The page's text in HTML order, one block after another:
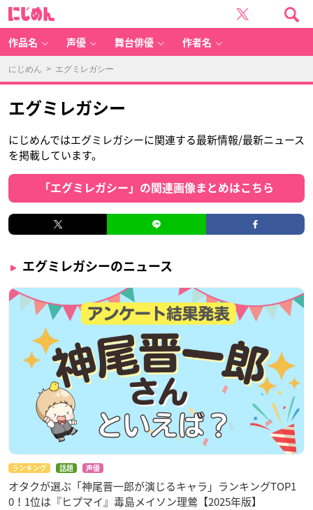
作品名 声優 舞台俳優 作者名
にじめん > エグミレガシー
エグミレガシー
にじめんではエグミレガシーに関連する最新情報/最新ニュース
を掲載しています。
「エグミレガシー」の関連画像まとめはこちら
エグミレガシーのニュース
ランキング 話題 声優
オタクが選ぶ「神尾晋一郎が演じるキャラ」ランキングTOP1
0！1位は『ヒプマイ』毒島メイソン理鶯【2025年版】